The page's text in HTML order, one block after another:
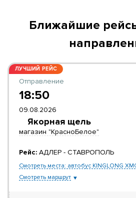
Ближайшие
ЛУЧШИЙ РЕЙС
Отправление
18:50
09.08.2026
Якорная щель
магазин "КрасноБелое"
Рейс: АДЛЕР - СТАВРОПОЛЬ
Смотреть места: автобус KINGLONG
Смотреть маршрут